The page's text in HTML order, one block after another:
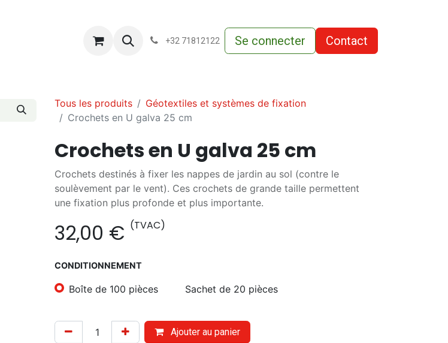
Conditions-generales-de-vente
+32 71812122 Se connecter Contact
Tous les produits
Géotextiles et systèmes de fixation
Crochets en U galva 25 cm
Crochets en U galva 25 cm
Crochets destinés à fixer les nappes de jardin au sol (contre le
soulèvement par le vent). Ces crochets de grande taille permettent
une fixation plus profonde et plus importante.
32,00 € (TVAC)
CONDITIONNEMENT
Boîte de 100 pièces Sachet de 20 pièces
Ajouter au panier